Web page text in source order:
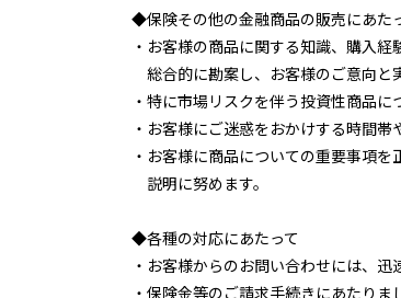
◆保険その他の金融商品の販売にあた
・お客様の商品に関する知識、購入
総合的に勘案し、お客様のご意向と
・特に市場リスクを伴う投資性商品
・お客様にご迷惑をおかけする時間帯
・お客様に商品についての重要事項
説明に努めます。
◆各種の対応にあたって
・お客様からのお問い合わせには、迅
・保険金等のご請求手続きにあたりま